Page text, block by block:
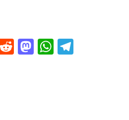
Reddit
Mastodon